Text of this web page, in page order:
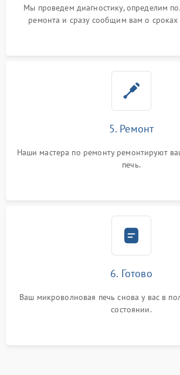
Мы проведем диагностику, определим
ремонта и сразу сообщим вам о сроках
5. Ремонт
Наши мастера по ремонту ремонтируют
печь.
6. Готово
Ваш микроволновая печь снова у вас в
состоянии.